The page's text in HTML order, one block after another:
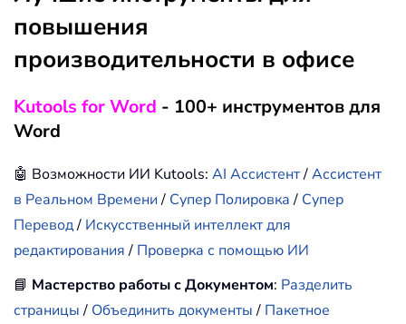
повышения
производительности в офисе
Kutools for Word - 100+ инструментов для
Word
🤖 Возможности ИИ Kutools: AI Ассистент/Ассистент
в Реальном Времени/ Супер Полировка/ Супер
Перевод/ Искусственный интеллект для
редактирования/ Проверка с помощью ИИ
📘 Мастерство работы с Документом: Разделить
страницы/ Объединить документы/ Пакетное